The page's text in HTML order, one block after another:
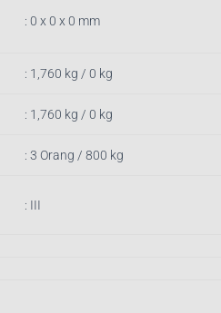
: 0 x 0 x 0 mm
: 1,760 kg / 0 kg
: 1,760 kg / 0 kg
: 3 Orang / 800 kg
: III